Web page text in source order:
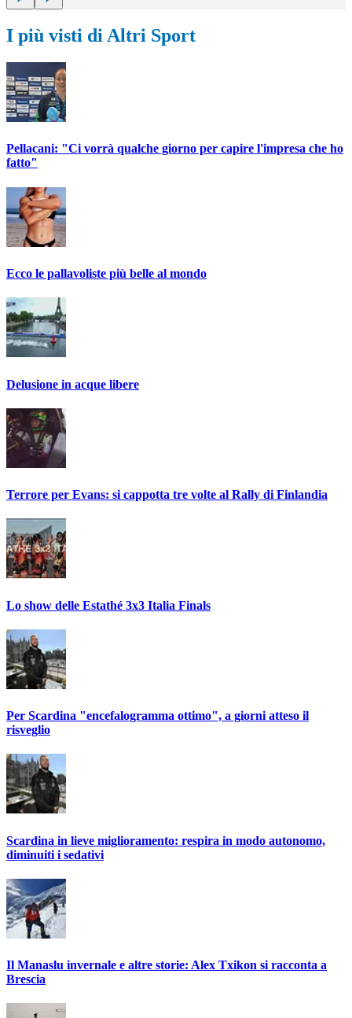
I più visti di Altri Sport
Pellacani: "Ci vorrà qualche giorno per capire l'impresa che ho
fatto"
Ecco le pallavoliste più belle al mondo
Delusione in acque libere
Terrore per Evans: si cappotta tre volte al Rally di Finlandia
Lo show delle Estathé 3x3 Italia Finals
Per Scardina "encefalogramma ottimo", a giorni atteso il
risveglio
Scardina in lieve miglioramento: respira in modo autonomo,
diminuiti i sedativi
Il Manaslu invernale e altre storie: Alex Txikon si racconta a
Brescia